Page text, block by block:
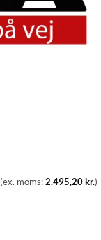
(ex. moms:2.495,20kr.)